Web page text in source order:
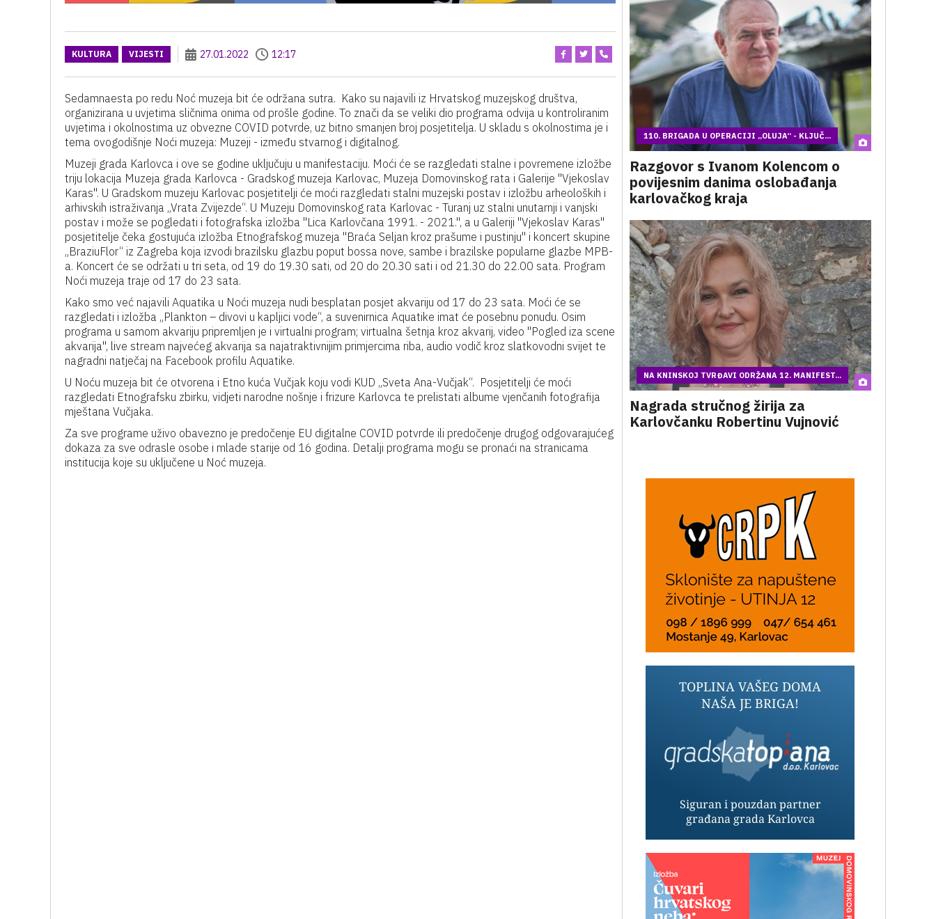
KULTURA VIJESTI 27.01.2022 12:17
Sedamnaesta po redu Noć muzeja bit će održana sutra. Kako su najavili iz Hrvatskog muzejskog društva,
organizirana u uvjetima sličnima onima od prošle godine. To znači da se veliki dio programa odvija u kontroliranim
uvjetima i okolnostima uz obvezne COVID potvrde, uz bitno smanjen broj posjetitelja. U skladu s okolnostima je i
tema ovogodišnje Noći muzeja: Muzeji - između stvarnog i digitalnog.
Muzeji grada Karlovca i ove se godine uključuju u manifestaciju. Moći će se razgledati stalne i povremene izložbe
triju lokacija Muzeja grada Karlovca - Gradskog muzeja Karlovac, Muzeja Domovinskog rata i Galerije "Vjekoslav
Karas". U Gradskom muzeju Karlovac posjetitelji će moći razgledati stalni muzejski postav i izložbu arheoloških i
arhivskih istraživanja „Vrata Zvijezde“. U Muzeju Domovinskog rata Karlovac - Turanj uz stalni unutarnji i vanjski
postav i može se pogledati i fotografska izložba "Lica Karlovčana 1991. - 2021.", a u Galeriji "Vjekoslav Karas"
posjetitelje čeka gostujuća izložba Etnografskog muzeja "Braća Seljan kroz prašume i pustinju" i koncert skupine
„BraziuFlor“ iz Zagreba koja izvodi brazilsku glazbu poput bossa nove, sambe i brazilske popularne glazbe MPB-
a. Koncert će se održati u tri seta, od 19 do 19.30 sati, od 20 do 20.30 sati i od 21.30 do 22.00 sata. Program
Noći muzeja traje od 17 do 23 sata.
Kako smo već najavili Aquatika u Noći muzeja nudi besplatan posjet akvariju od 17 do 23 sata. Moći će se
razgledati i izložba „Plankton – divovi u kapljici vode“, a suvenirnica Aquatike imat će posebnu ponudu. Osim
programa u samom akvariju pripremljen je i virtualni program; virtualna šetnja kroz akvarij, video "Pogled iza scene
akvarija", live stream najvećeg akvarija sa najatraktivnijim primjercima riba, audio vodič kroz slatkovodni svijet te
nagradni natječaj na Facebook profilu Aquatike.
U Noću muzeja bit će otvorena i Etno kuća Vučjak koju vodi KUD „Sveta Ana-Vučjak“. Posjetitelji će moći
razgledati Etnografsku zbirku, vidjeti narodne nošnje i frizure Karlovca te prelistati albume vjenčanih fotografija
mještana Vučjaka.
Za sve programe uživo obavezno je predočenje EU digitalne COVID potvrde ili predočenje drugog odgovarajućeg
dokaza za sve odrasle osobe i mlade starije od 16 godina. Detalji programa mogu se pronaći na stranicama
institucija koje su uključene u Noć muzeja.
110. BRIGADA U OPERACIJI „OLUJA“ - KLJUČ...
Razgovor s Ivanom Kolencom o
povijesnim danima oslobađanja
karlovačkog kraja
NA KNINSKOJ TVRĐAVI ODRŽANA 12. MANIFEST...
Nagrada stručnog žirija za
Karlovčanku Robertinu Vujnović